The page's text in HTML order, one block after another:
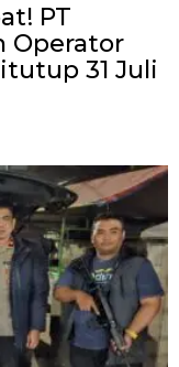
PT
Operator
31 Juli